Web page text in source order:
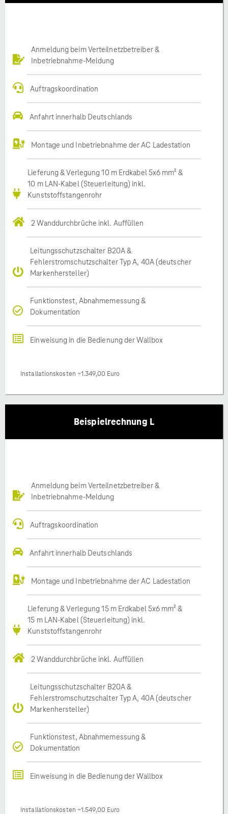
Anmeldung beim Verteilnetzbetreiber &
Inbetriebnahme-Meldung
Auftragskoordination
Anfahrt innerhalb Deutschlands
Montage und Inbetriebnahme der AC Ladestation
Lieferung & Verlegung 10 m Erdkabel 5x6 mm² &
10 m LAN-Kabel (Steuerleitung) inkl.
Kunststoffstangenrohr
2 Wanddurchbrüche inkl. Auffüllen
Leitungsschutzschalter B20A &
Fehlerstromschutzschalter Typ A, 40A (deutscher
Markenhersteller)
Funktionstest, Abnahmemessung &
Dokumentation
Einweisung in die Bedienung der Wallbox
Installationskosten ~1.349,00 Euro
Beispielrechnung L
Anmeldung beim Verteilnetzbetreiber &
Inbetriebnahme-Meldung
Auftragskoordination
Anfahrt innerhalb Deutschlands
Montage und Inbetriebnahme der AC Ladestation
Lieferung & Verlegung 15 m Erdkabel 5x6 mm² &
15 m LAN-Kabel (Steuerleitung) inkl.
Kunststoffstangenrohr
2 Wanddurchbrüche inkl. Auffüllen
Leitungsschutzschalter B20A &
Fehlerstromschutzschalter Typ A, 40A (deutscher
Markenhersteller)
Funktionstest, Abnahmemessung &
Dokumentation
Einweisung in die Bedienung der Wallbox
Installationskosten ~1.549,00 Euro